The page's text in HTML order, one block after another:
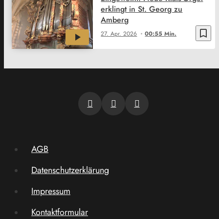
bookmark_border
27. Apr. 2026 00:55 Min.
erklingt in St. Georg zu
Amberg
AGB
Datenschutzerklärung
Impressum
Kontaktformular